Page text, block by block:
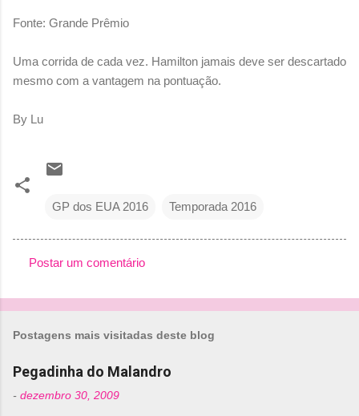
Fonte: Grande Prêmio
Uma corrida de cada vez. Hamilton jamais deve ser descartado
mesmo com a vantagem na pontuação.
By Lu
GP dos EUA 2016 Temporada 2016
o
n
t
Postar um comentário
Postagens mais visitadas deste blog
Pegadinha do Malandro
- dezembro 30, 2009